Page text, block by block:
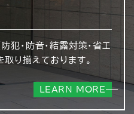
犯・防音・結露対策・省エ
り揃えております。
LEARN MORE